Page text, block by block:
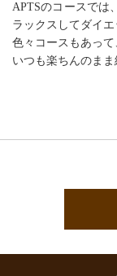
APTSのコースでは
ラックスしてダイエ
色々コースもあって
いつも楽ちんのまま